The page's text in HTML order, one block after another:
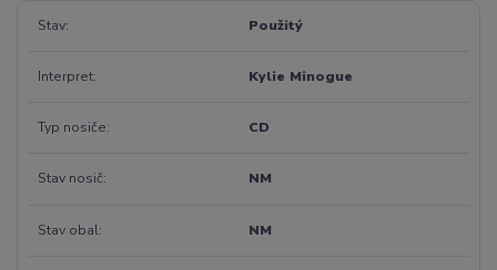
Stav Použitý
Interpret Kylie Minogue
Typ nosiče CD
Stav nosič NM
Stav obal NM